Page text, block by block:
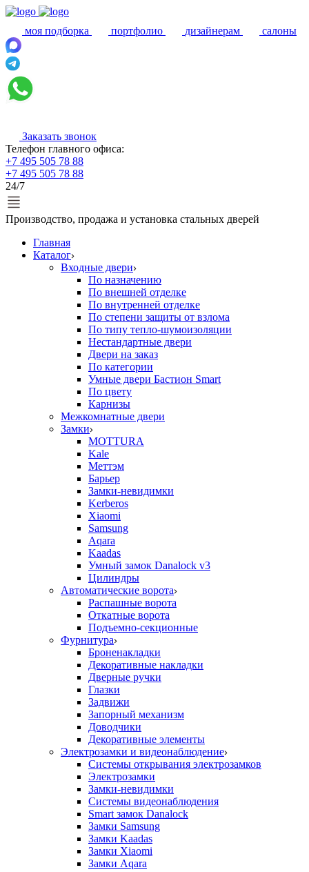
моя подборка портфолио дизайнерам салоны
Заказать звонок
Телефон главного офиса:
+7 495 505 78 88
+7 495 505 78 88
24/7
Производство, продажа и установка стальных дверей
Главная
Каталог
Входные двери
По назначению
По внешней отделке
По внутренней отделке
По степени защиты от взлома
По типу тепло-шумоизоляции
Нестандартные двери
Двери на заказ
По категории
Умные двери Бастион Smart
По цвету
Карнизы
Межкомнатные двери
Замки
MOTTURA
Kale
Меттэм
Барьер
Замки-невидимки
Kerberos
Xiaomi
Samsung
Aqara
Kaadas
Умный замок Danalock v3
Цилиндры
Автоматические ворота
Распашные ворота
Откатные ворота
Подъемно-секционные
Фурнитура
Броненакладки
Декоративные накладки
Дверные ручки
Глазки
Задвижи
Запорный механизм
Доводчики
Декоративные элементы
Электрозамки и видеонаблюдение
Системы открывания электрозамков
Электрозамки
Замки-невидимки
Системы видеонаблюдения
Smart замок Danalock
Замки Samsung
Замки Kaadas
Замки Xiaomi
Замки Aqara